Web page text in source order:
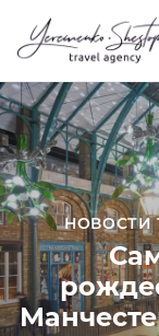
НОВОСТИ